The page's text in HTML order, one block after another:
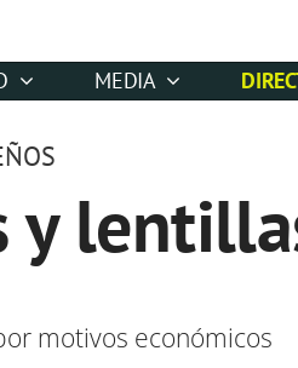
MEDIA
y
motivos económicos